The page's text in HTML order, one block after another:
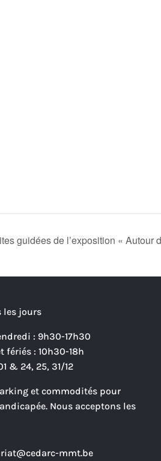
guidées de l’exposition « Autour
les jours
: 9h30-17h30
fériés : 10h30-18h
& 24, 25, 31/12
et commodités pour
Nous acceptons les
mmt.be